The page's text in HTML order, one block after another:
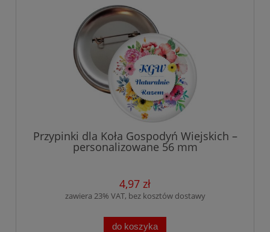
Przypinki dla Koła Gospodyń Wiejskich –
personalizowane 56 mm
4,97 zł
zawiera 23% VAT, bez kosztów dostawy
do koszyka